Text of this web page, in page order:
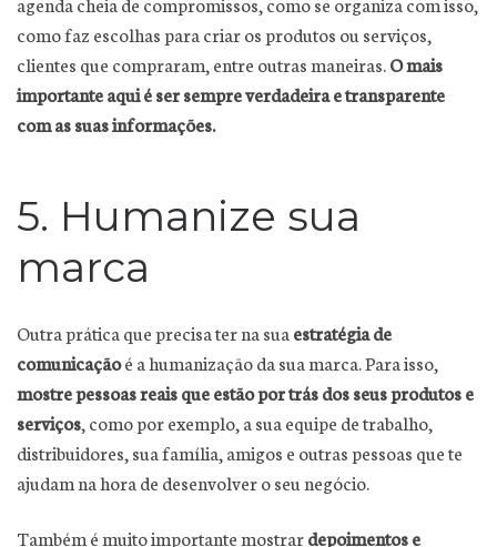
como faz escolhas para criar os produtos ou serviços,
clientes que compraram, entre outras maneiras.O mais
importante aqui é ser sempre verdadeira e transparente
com as suas informações.
5. Humanize sua
marca
Outra prática que precisa ter na sua estratégia de
comunicaçãoé a humanização da sua marca. Para isso,
mostre pessoas reais que estão por trás dos seus produtos e
serviços, como por exemplo, a sua equipe de trabalho,
distribuidores, sua família, amigos e outras pessoas que te
ajudam na hora de desenvolver o seu negócio.
Também é muito importante mostrardepoimentos e